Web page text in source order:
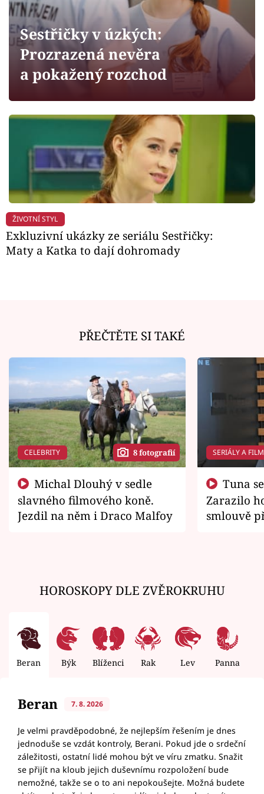
Sledujte prima+
Filmový festival Karlovy Vary
Mámy sobě
Přihlášení
Sledujte nás
Sestřičky v úzkých:
Prozrazená nevěra
a pokažený rozchod
ŽIVOTNÍ STYL
Exkluzivní ukázky ze seriálu Sestřičky:
Maty a Katka to dají dohromady
PŘEČTĚTE SI TAKÉ
CELEBRITY 8 fotografií
slavného filmového koně.
Jezdil na něm i Draco Malfoy
SERIÁLY A
Zarazilo
smlouvě
HOROSKOPY DLE ZVĚROKRUHU
Beran Býk Blíženci Rak Lev Panna
Beran 7. 8. 2026
Je velmi pravděpodobné, že nejlepším řešením je dnes
jednoduše se vzdát kontroly, Berani. Pokud jde o srdeční
záležitosti, ostatní lidé mohou být ve víru zmatku. Snažit
se přijít na kloub jejich duševnímu rozpoložení bude
nemožné, takže se o to ani nepokoušejte. Možná budete